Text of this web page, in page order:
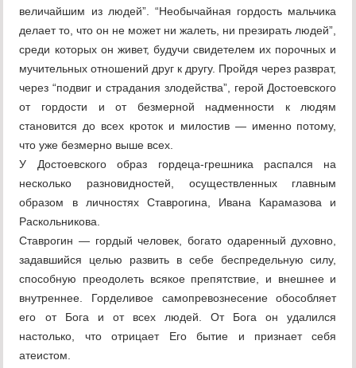
величайшим из людей”. “Необычайная гордость мальчика
делает то, что он не может ни жалеть, ни презирать людей”,
среди которых он живет, будучи свидетелем их порочных и
мучительных отношений друг к другу. Пройдя через разврат,
через “подвиг и страдания злодейства”, герой Достоевского
от гордости и от безмерной надменности к людям
становится до всех кроток и милостив — именно потому,
что уже безмерно выше всех.
У Достоевского образ гордеца-грешника распался на
несколько разновидностей, осуществленных главным
образом в личностях Ставрогина, Ивана Карамазова и
Раскольникова.
Ставрогин — гордый человек, богато одаренный духовно,
задавшийся целью развить в себе беспредельную силу,
способную преодолеть всякое препятствие, и внешнее и
внутреннее. Горделивое самопревознесение обособляет
его от Бога и от всех людей. От Бога он удалился
настолько, что отрицает Его бытие и признает себя
атеистом.